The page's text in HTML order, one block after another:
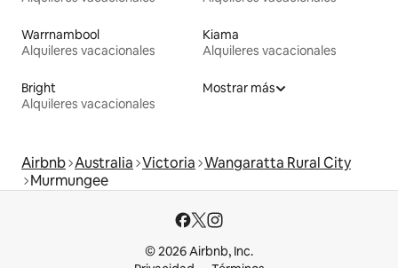
Warrnambool
Alquileres vacacionales
Kiama
Alquileres vacacionales
Bright
Alquileres vacacionales
Mostrar más
Airbnb Australia Victoria Wangaratta Rural City
Murmungee
© 2026 Airbnb, Inc.